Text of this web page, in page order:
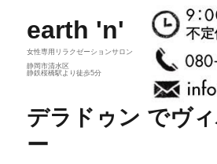
earth 'n'
女性専用リラクゼーションサロン
静岡市清水区
静鉄桜橋駅より徒歩5分
デラドゥン でヴ
ー